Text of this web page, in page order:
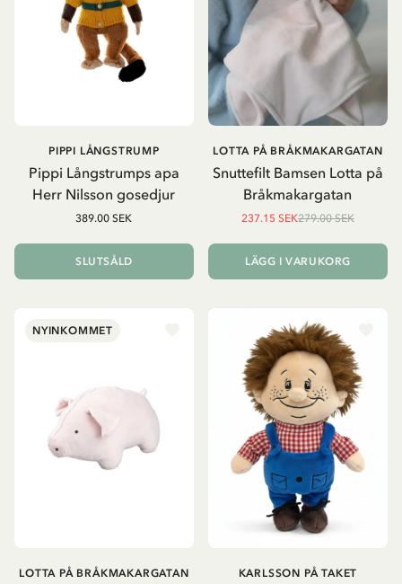
Pippi Långstrumps apa
Herr Nilsson gosedjur
PIPPI LÅNGSTRUMP
389.00 SEK
SLUTSÅLD
Snuttefilt Bamsen Lotta på
Bråkmakargatan
LOTTA PÅ BRÅKMAKARGATAN
237.15 SEK279.00 SEK
LÄGG I VARUKORG
NYINKOMMET
LOTTA PÅ BRÅKMAKARGATAN KARLSSON PÅ TAKET